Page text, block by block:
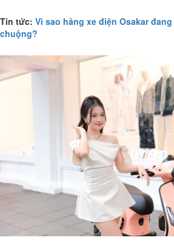
Tin tức: Vì sao hãng xe điện Osakar
chuộng?